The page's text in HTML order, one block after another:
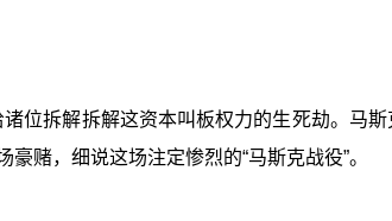
位拆解拆解这资本叫板权力的生死劫。马
赌，细说这场注定惨烈的“马斯克战役”。